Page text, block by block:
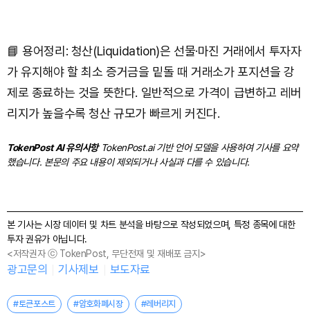
📘 용어정리: 청산(Liquidation)은 선물·마진 거래에서 투자자
가 유지해야 할 최소 증거금을 밑돌 때 거래소가 포지션을 강
제로 종료하는 것을 뜻한다. 일반적으로 가격이 급변하고 레버
리지가 높을수록 청산 규모가 빠르게 커진다.
TokenPost AI 유의사항TokenPost.ai 기반 언어 모델을 사용하여 기사를 요약
했습니다. 본문의 주요 내용이 제외되거나 사실과 다를 수 있습니다.
본 기사는 시장 데이터 및 차트 분석을 바탕으로 작성되었으며, 특정 종목에 대한
투자 권유가 아닙니다.
<저작권자 ⓒ TokenPost, 무단전재 및 재배포 금지>
광고문의 기사제보 보도자료
#토큰포스트 #암호화폐시장 #레버리지